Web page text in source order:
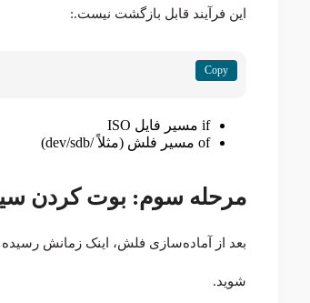
این فرآیند قابل بازگشت نیست.:
if مسیر فایل ISO
of مسیر فلش (مثلاً/dev/sdb
)
مرحله سوم: بوت کردن
شوید.